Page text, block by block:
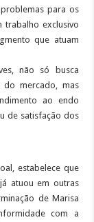
para os
trabalho exclusivo
que atuam
não só busca
do mercado, mas
ao endo
de satisfação dos
estabelece que
atuou em outras
de Marisa
com a